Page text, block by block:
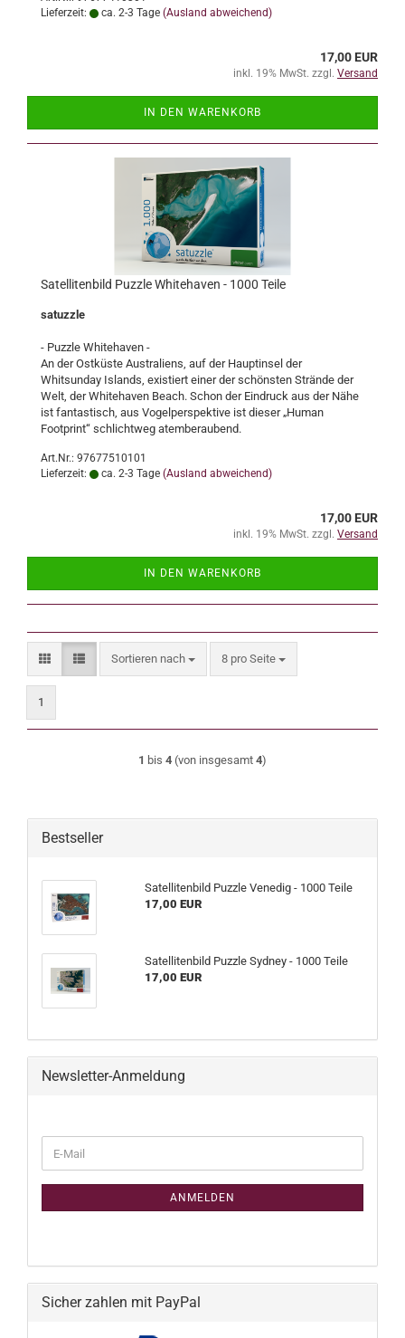
Lieferzeit:
ca. 2-3 Tage (Ausland abweichend)
17,00 EUR
inkl. 19% MwSt. zzgl. Versand
IN DEN WARENKORB
Satellitenbild Puzzle Whitehaven - 1000 Teile
satuzzle
- Puzzle Whitehaven -
An der Ostküste Australiens, auf der Hauptinsel der
Whitsunday Islands, existiert einer der schönsten Strände der
Welt, der Whitehaven Beach. Schon der Eindruck aus der Nähe
ist fantastisch, aus Vogelperspektive ist dieser „Human
Footprint“ schlichtweg atemberaubend.
Art.Nr.: 97677510101
Lieferzeit:
ca. 2-3 Tage (Ausland abweichend)
17,00 EUR
inkl. 19% MwSt. zzgl. Versand
IN DEN WARENKORB
Sortieren nach
Sortieren nach 8 pro Seite
pro Seite
1
1 bis 4 (von insgesamt 4)
Bestseller
Satellitenbild Puzzle Venedig - 1000 Teile
17,00 EUR
Satellitenbild Puzzle Sydney - 1000 Teile
17,00 EUR
Newsletter-Anmeldung
ZUR
E-
Mail
ANMELDEN
Sicher zahlen mit PayPal